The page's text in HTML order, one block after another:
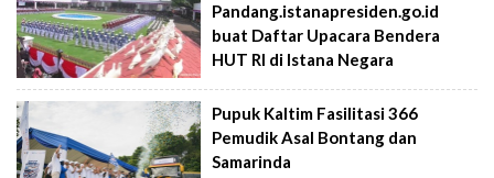
Pandang.istanapresiden.go.id
buat Daftar Upacara Bendera
HUT RI di Istana Negara
Pupuk Kaltim Fasilitasi 366
Pemudik Asal Bontang dan
Samarinda